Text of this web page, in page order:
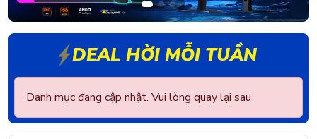
DEAL HỜI MỖI TUẦN
Danh mục đang cập nhật. Vui lòng quay lại sau